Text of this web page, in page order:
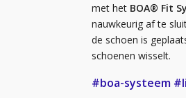
met het BOA® Fit
nauwkeurig af te
de schoen is
schoenen wisselt.
#boa-systeem